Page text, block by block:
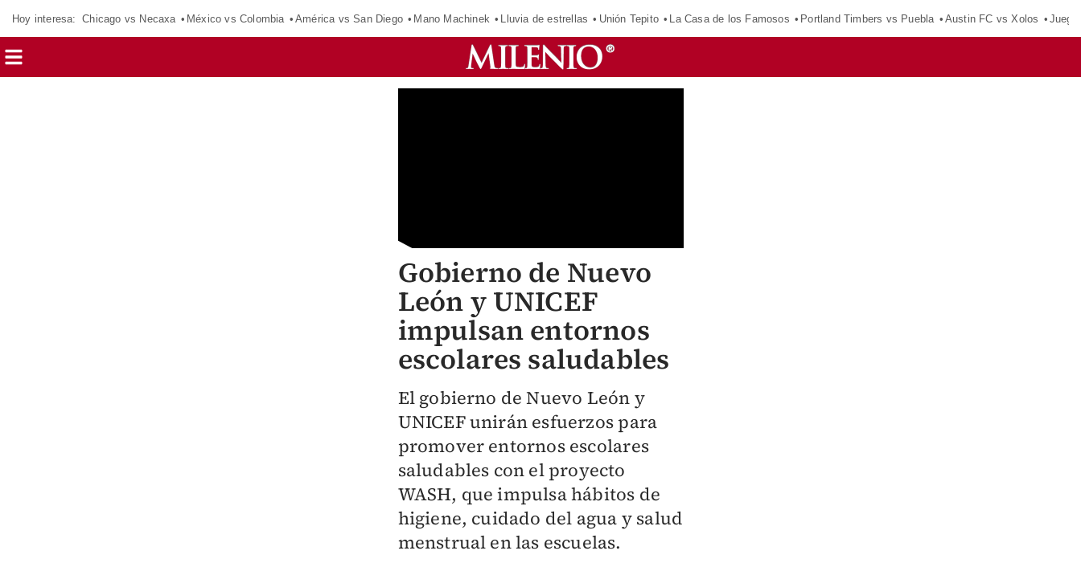
Hoy interesa: Chicago vs Necaxa México vs Colombia América vs San Diego Mano Machinek Lluvia de estrellas Unión Tepito La Casa de los Famosos Portland Timbers vs Puebla Austin FC vs Xolos
Gobierno de Nuevo
León y UNICEF
impulsan entornos
escolares saludables
El gobierno de Nuevo León y
UNICEF unirán esfuerzos para
promover entornos escolares
saludables con el proyecto
WASH, que impulsa hábitos de
higiene, cuidado del agua y salud
menstrual en las escuelas.